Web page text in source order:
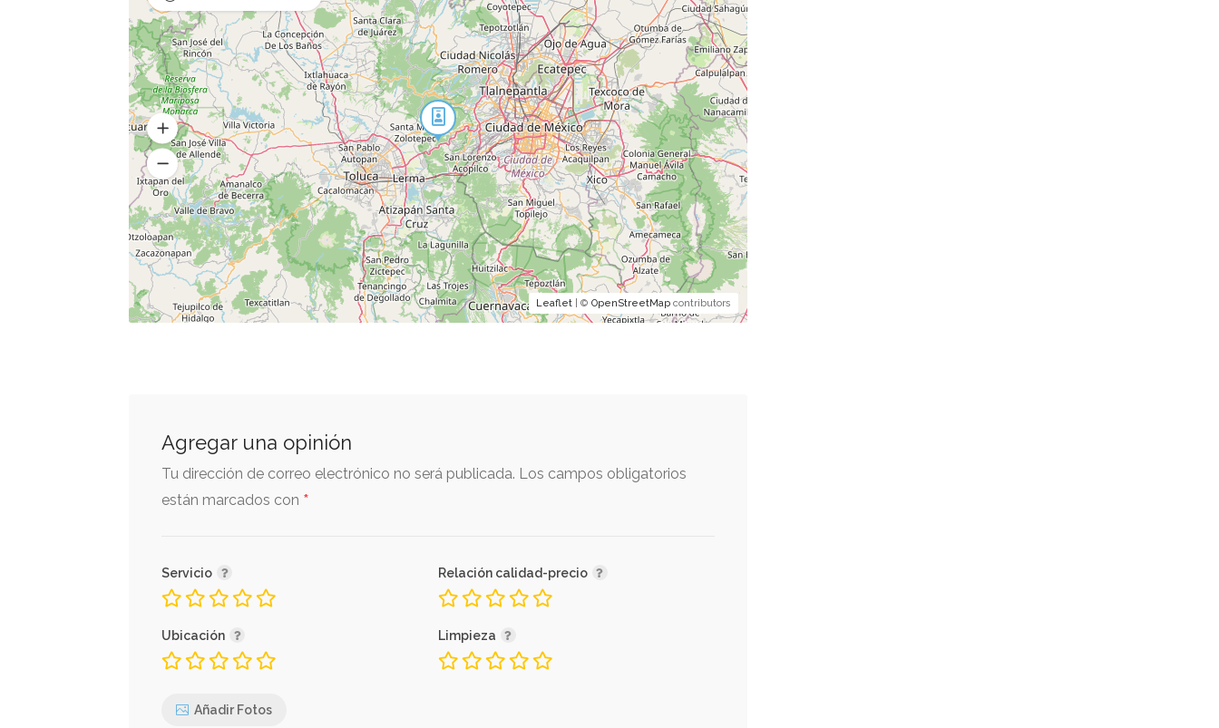
Leaflet| © OpenStreetMapcontributors
Agregar una opinión
Tu dirección de correo electrónico no será publicada. Los campos obligatorios
están marcados con *
Servicio Relación calidad-precio
Ubicación Limpieza
Añadir Fotos